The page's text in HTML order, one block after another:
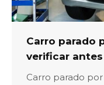
Carro parado
verificar
Carro parado